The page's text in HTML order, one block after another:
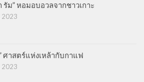
รัม” หอมอบอวลจากชาวเกาะ
2023
ศาสตร์แห่งเหล้ากับกาแฟ
2023